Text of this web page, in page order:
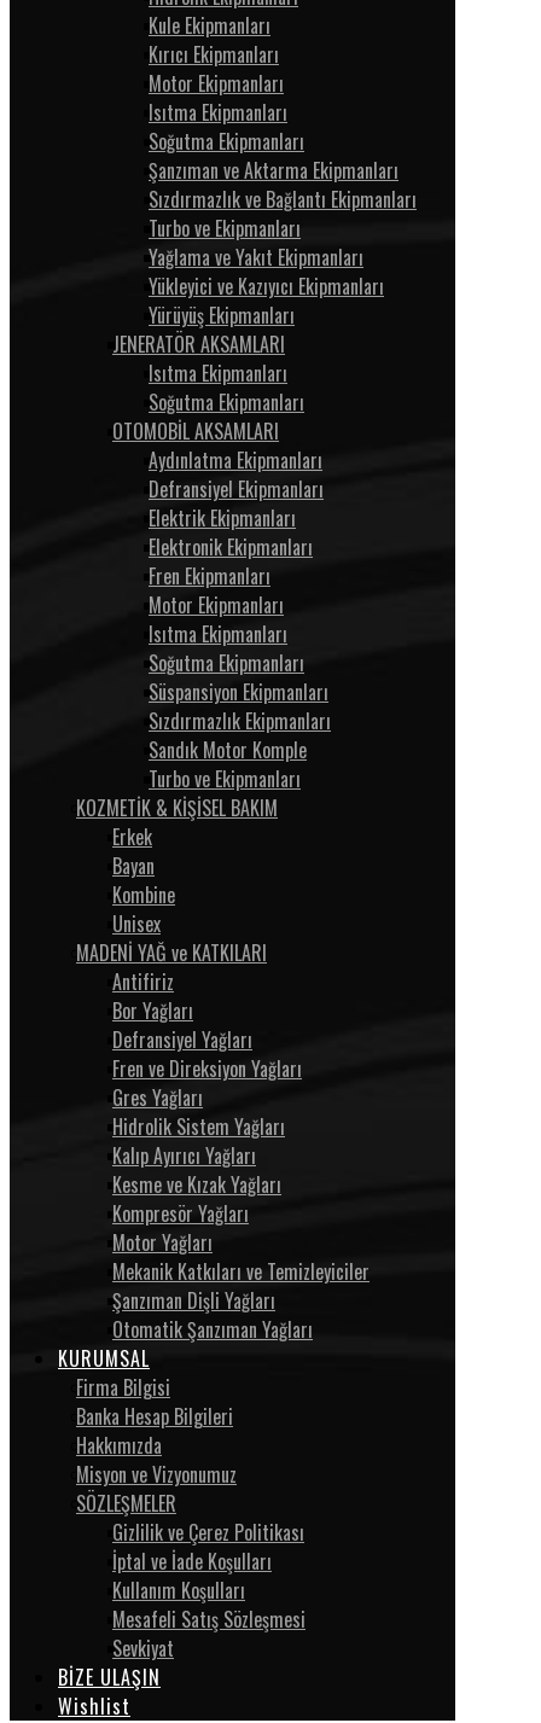
Kule Ekipmanları
Kırıcı Ekipmanları
Motor Ekipmanları
Isıtma Ekipmanları
Soğutma Ekipmanları
Şanzıman ve Aktarma Ekipmanları
Sızdırmazlık ve Bağlantı Ekipmanları
Turbo ve Ekipmanları
Yağlama ve Yakıt Ekipmanları
Yükleyici ve Kazıyıcı Ekipmanları
Yürüyüş Ekipmanları
JENERATÖR AKSAMLARI
Isıtma Ekipmanları
Soğutma Ekipmanları
OTOMOBİL AKSAMLARI
Aydınlatma Ekipmanları
Defransiyel Ekipmanları
Elektrik Ekipmanları
Elektronik Ekipmanları
Fren Ekipmanları
Motor Ekipmanları
Isıtma Ekipmanları
Soğutma Ekipmanları
Süspansiyon Ekipmanları
Sızdırmazlık Ekipmanları
Sandık Motor Komple
Turbo ve Ekipmanları
KOZMETİK & KİŞİSEL BAKIM
Erkek
Bayan
Kombine
Unisex
MADENİ YAĞ ve KATKILARI
Antifiriz
Bor Yağları
Defransiyel Yağları
Fren ve Direksiyon Yağları
Gres Yağları
Hidrolik Sistem Yağları
Kalıp Ayırıcı Yağları
Kesme ve Kızak Yağları
Kompresör Yağları
Motor Yağları
Mekanik Katkıları ve Temizleyiciler
Şanzıman Dişli Yağları
Otomatik Şanzıman Yağları
KURUMSAL
Firma Bilgisi
Banka Hesap Bilgileri
Hakkımızda
Misyon ve Vizyonumuz
SÖZLEŞMELER
Gizlilik ve Çerez Politikası
İptal ve İade Koşulları
Kullanım Koşulları
Mesafeli Satış Sözleşmesi
Sevkiyat
BİZE ULAŞIN
Wishlist